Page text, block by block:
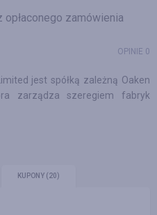
opłaconego zamówienia
OPINIE 0
jest spółką zależną Oaken
zarządza szeregiem fabryk
KUPONY (20)